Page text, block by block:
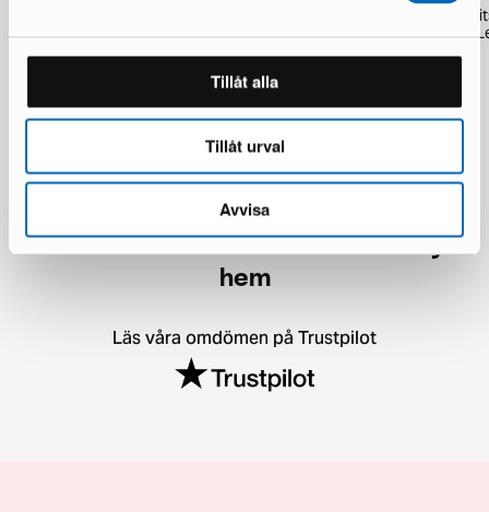
Tillåt alla
Tillåt urval
Avvisa
200 x 300 cm koppar
1 i lager · Bra skick
Sofacompany Nelson 4-
med öppet avslut Planet
1 i lager · Bra skick
Över 50 000 möbler har hittat nya
hem
Läs våra omdömen på Trustpilot